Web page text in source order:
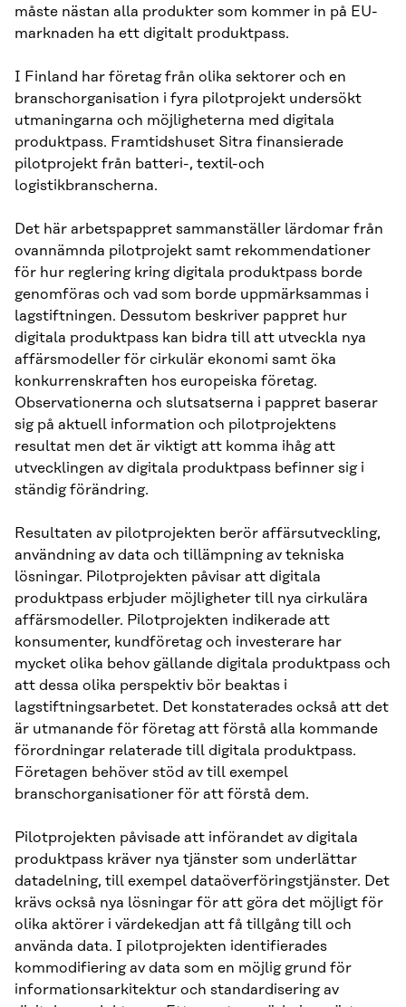
måste nästan alla produkter som kommer in på EU-
marknaden ha ett digitalt produktpass.
I Finland har företag från olika sektorer och en
branschorganisation i fyra pilotprojekt undersökt
utmaningarna och möjligheterna med digitala
produktpass. Framtidshuset Sitra finansierade
pilotprojekt från batteri-, textil-och
logistikbranscherna.
Det här arbetspappret sammanställer lärdomar från
ovannämnda pilotprojekt samt rekommendationer
för hur reglering kring digitala produktpass borde
genomföras och vad som borde uppmärksammas i
lagstiftningen. Dessutom beskriver pappret hur
digitala produktpass kan bidra till att utveckla nya
affärsmodeller för cirkulär ekonomi samt öka
konkurrenskraften hos europeiska företag.
Observationerna och slutsatserna i pappret baserar
sig på aktuell information och pilotprojektens
resultat men det är viktigt att komma ihåg att
utvecklingen av digitala produktpass befinner sig i
ständig förändring.
Resultaten av pilotprojekten berör affärsutveckling,
användning av data och tillämpning av tekniska
lösningar. Pilotprojekten påvisar att digitala
produktpass erbjuder möjligheter till nya cirkulära
affärsmodeller. Pilotprojekten indikerade att
konsumenter, kundföretag och investerare har
mycket olika behov gällande digitala produktpass och
att dessa olika perspektiv bör beaktas i
lagstiftningsarbetet. Det konstaterades också att det
är utmanande för företag att förstå alla kommande
förordningar relaterade till digitala produktpass.
Företagen behöver stöd av till exempel
branschorganisationer för att förstå dem.
Pilotprojekten påvisade att införandet av digitala
produktpass kräver nya tjänster som underlättar
datadelning, till exempel dataöverföringstjänster. Det
krävs också nya lösningar för att göra det möjligt för
olika aktörer i värdekedjan att få tillgång till och
använda data. I pilotprojekten identifierades
kommodifiering av data som en möjlig grund för
informationsarkitektur och standardisering av